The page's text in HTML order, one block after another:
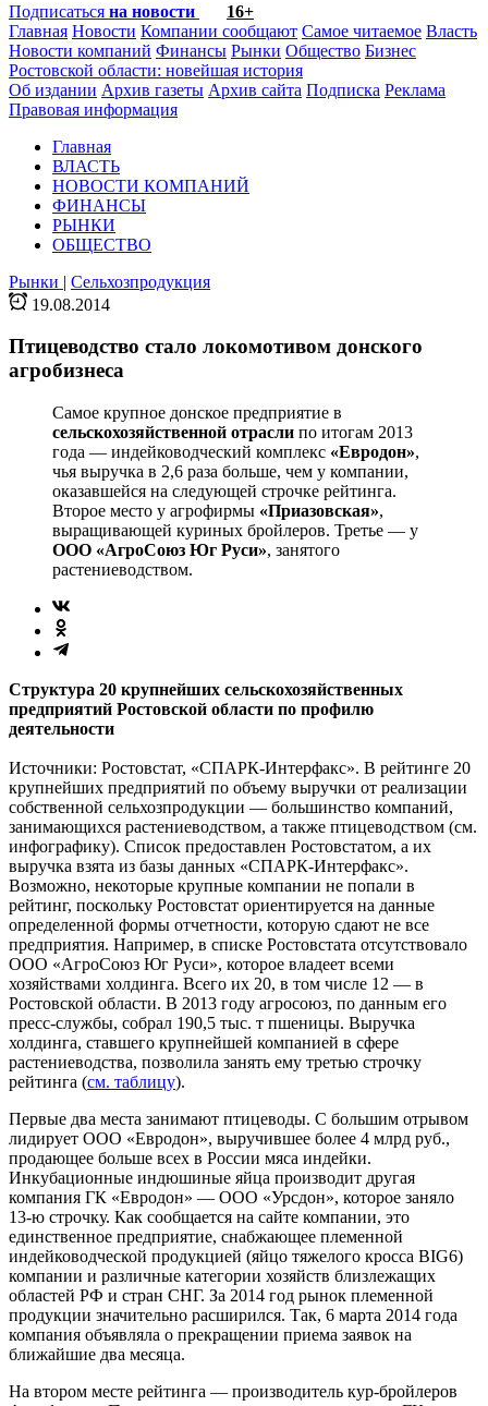
Подписаться на новости
16+
Главная Новости Компании сообщают Самое читаемое Власть
Новости компаний Финансы Рынки Общество Бизнес
Ростовской области: новейшая история
Об издании Архив газеты Архив сайта Подписка Реклама
Правовая информация
Главная
ВЛАСТЬ
НОВОСТИ КОМПАНИЙ
ФИНАНСЫ
РЫНКИ
ОБЩЕСТВО
Рынки | Сельхозпродукция
19.08.2014
Птицеводство стало локомотивом донского
агробизнеса
Самое крупное донское предприятие в
сельскохозяйственной отрасли по итогам 2013
года — индейководческий комплекс «Евродон»,
чья выручка в 2,6 раза больше, чем у компании,
оказавшейся на следующей строчке рейтинга.
Второе место у агрофирмы «Приазовская»,
выращивающей куриных бройлеров. Третье — у
ООО «АгроСоюз Юг Руси», занятого
растениеводством.
Структура 20 крупнейших сельскохозяйственных
предприятий Ростовской области по профилю
деятельности
Источники: Ростовстат, «СПАРК-Интерфакс». В рейтинге 20
крупнейших предприятий по объему выручки от реализации
собственной сельхозпродукции — большинство компаний,
занимающихся растениеводством, а также птицеводством (см.
инфографику). Список предоставлен Ростовстатом, а их
выручка взята из базы данных «СПАРК-Интер­факс».
Возможно, некоторые крупные компании не попали в
рейтинг, поскольку Рос­товстат ориентируется на данные
определенной формы отчетности, которую сдают не все
предприятия. Например, в списке Ростовстата отсутствовало
ООО «АгроСоюз Юг Руси», которое владеет всеми
хозяйствами холдинга. Всего их 20, в том числе 12 — в
Ростовской области. В 2013 году агросоюз, по данным его
пресс-служ­бы, собрал 190,5 тыс. т пшеницы. Выручка
холдинга, ставшего крупнейшей компанией в сфере
растениеводства, позволила занять ему третью строчку
рейтинга (см. таблицу).
Первые два места занимают птицеводы. С большим отрывом
лидирует ООО «Евродон», выручившее более 4 млрд руб.,
продающее больше всех в России мяса индейки.
Инкубационные индюшиные яйца производит другая
компания ГК «Евродон» — ООО «Урс­дон», которое заняло
13-ю строчку. Как сообщается на сайте компании, это
единственное предприятие, снабжающее племенной
индейководчес­кой продукцией (яйцо тяжелого кросса BIG6)
компании и различные категории хозяйств близлежащих
областей РФ и стран СНГ. За 2014 год рынок племенной
продукции значительно расширился. Так, 6 марта 2014 года
компания объявляла о прекращении приема заявок на
ближайшие два месяца.
На втором месте рейтинга — производитель кур-бройлеров